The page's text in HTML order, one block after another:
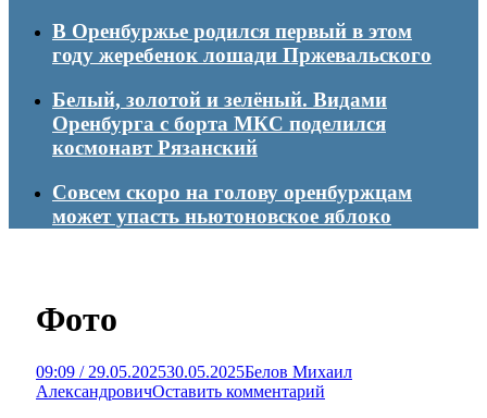
В Оренбуржье родился первый в этом
году жеребенок лошади Пржевальского
Белый, золотой и зелёный. Видами
Оренбурга с борта МКС поделился
космонавт Рязанский
Совсем скоро на голову оренбуржцам
может упасть ньютоновское яблоко
Фото
09:09 / 29.05.202530.05.2025Белов Михаил
АлександровичОставить комментарий